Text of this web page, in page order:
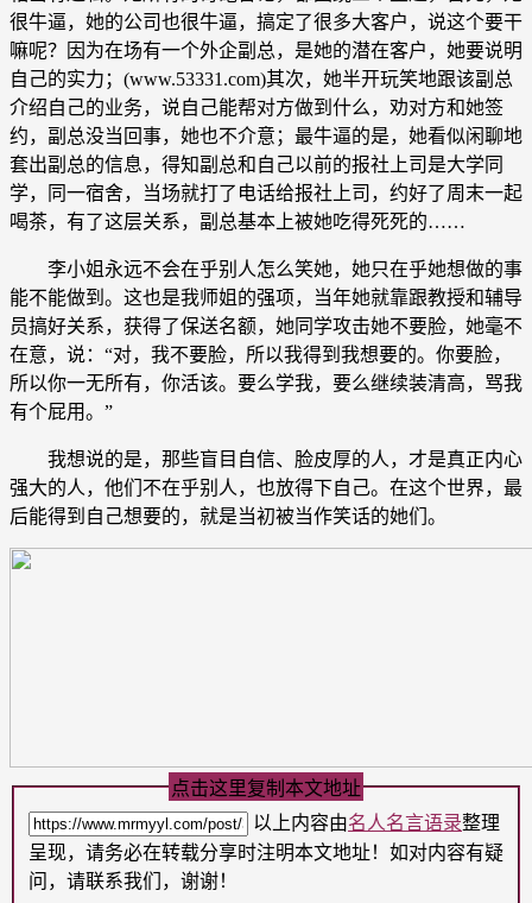
很牛逼，她的公司也很牛逼，搞定了很多大客户，说这个要干
嘛呢？因为在场有一个外企副总，是她的潜在客户，她要说明
自己的实力；(www.53331.com)其次，她半开玩笑地跟该副总
介绍自己的业务，说自己能帮对方做到什么，劝对方和她签
约，副总没当回事，她也不介意；最牛逼的是，她看似闲聊地
套出副总的信息，得知副总和自己以前的报社上司是大学同
学，同一宿舍，当场就打了电话给报社上司，约好了周末一起
喝茶，有了这层关系，副总基本上被她吃得死死的……
李小姐永远不会在乎别人怎么笑她，她只在乎她想做的事
能不能做到。这也是我师姐的强项，当年她就靠跟教授和辅导
员搞好关系，获得了保送名额，她同学攻击她不要脸，她毫不
在意，说：“对，我不要脸，所以我得到我想要的。你要脸，
所以你一无所有，你活该。要么学我，要么继续装清高，骂我
有个屁用。”
我想说的是，那些盲目自信、脸皮厚的人，才是真正内心
强大的人，他们不在乎别人，也放得下自己。在这个世界，最
后能得到自己想要的，就是当初被当作笑话的她们。
点击这里复制本文地址
以上内容由名人名言语录整理
呈现，请务必在转载分享时注明本文地址！如对内容有疑
问，请联系我们，谢谢！